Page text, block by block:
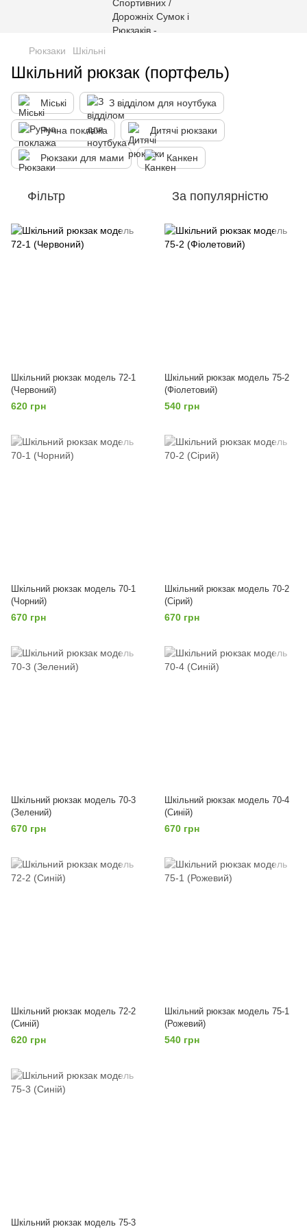
Рюкзаки Шкільні
Шкільний рюкзак (портфель)
Міські З відділом для ноутбука
Ручна поклажа Дитячі рюкзаки
Рюкзаки для мами Канкен
Фільтр За популярністю
Шкільний рюкзак модель 72-1
(Червоний)
620 грн
Шкільний рюкзак модель 75-2
(Фіолетовий)
540 грн
Шкільний рюкзак модель 70-1
(Чорний)
670 грн
Шкільний рюкзак модель 70-2
(Сірий)
670 грн
Шкільний рюкзак модель 70-3
(Зелений)
670 грн
Шкільний рюкзак модель 70-4
(Синій)
670 грн
Шкільний рюкзак модель 72-2
(Синій)
620 грн
Шкільний рюкзак модель 75-1
(Рожевий)
540 грн
Шкільний рюкзак модель 75-3